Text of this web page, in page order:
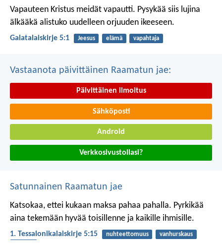
Vapauteen Kristus meidät vapautti. Pysykää siis lujina
älkääkä alistuko uudelleen orjuuden ikeeseen.
Galatalaiskirje 5:1 Jeesus elämä vapahtaja
Vastaanota päivittäinen Raamatun jae:
Päivittäinen ilmoitus
Sähköposti
Android
Verkkosivustollasi?
Satunnainen Raamatun jae
Katsokaa, ettei kukaan maksa pahaa pahalla. Pyrkikää
aina tekemään hyvää toisillenne ja kaikille ihmisille.
1. Tessalonikalaiskirje 5:15 nuhteettomuus
vanhurskaus